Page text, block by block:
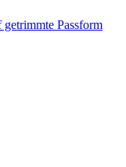
Passform